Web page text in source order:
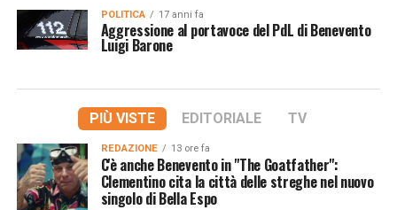
POLITICA 17 anni fa
Aggressione al portavoce del PdL di Benevento
Luigi Barone
PIÙ VISTE EDITORIALE TV
REDAZIONE 13 ore fa
C'è anche Benevento in "The Goatfather":
Clementino cita la città delle streghe nel nuovo
singolo di Bella Espo